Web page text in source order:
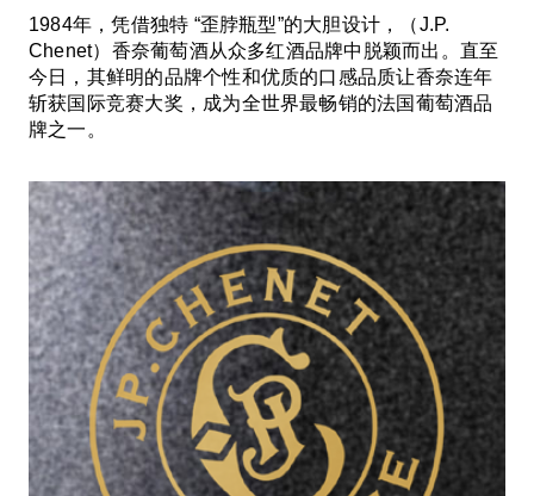
1984年，凭借独特 “歪脖瓶型”的大胆设计，（J.P.
Chenet）香奈葡萄酒从众多红酒品牌中脱颖而出。直至
今日，其鲜明的品牌个性和优质的口感品质让香奈连年
斩获国际竞赛大奖，成为全世界最畅销的法国葡萄酒品
牌之一。